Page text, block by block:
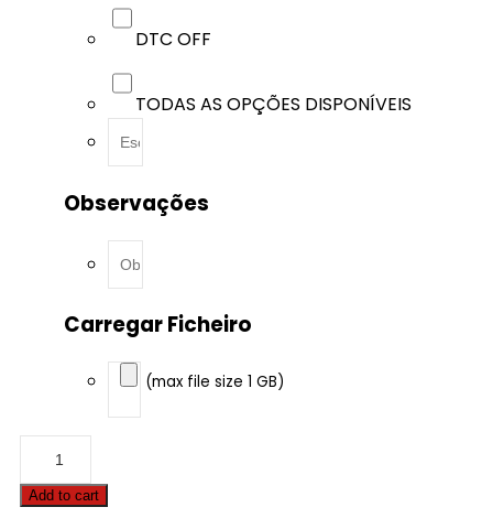
DTC OFF
TODAS AS OPÇÕES DISPONÍVEIS
Observações
Carregar Ficheiro
(max file size 1 GB)
Colorado
- Add to cart